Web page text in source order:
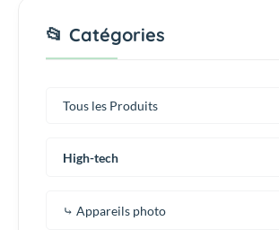
📂 Catégories
Tous les Produits
High-tech
⤷ Appareils photo